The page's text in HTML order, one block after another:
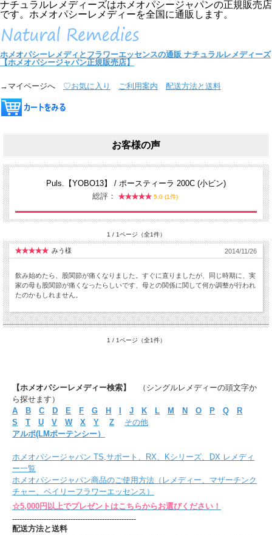
ナチュラルレメディーズはホメオパシージャパンの正規販売店
です。ホメオパシーレメディーを全国に通販します。
ホメオパシーレメディとフラワーエッセンスの通販 ナチュラルレメディーズ
【ホメオパシージャパン正規販売店】
→マイページへ ♡お気に入り ご利用案内 配送方法と送料
お客様の声
Puls.【YOBO13】 / ポースティーラ 200C (小ビン)
総評：
5.0 (1件)
1 / 1ページ（全1件）
みう様 2014/11/26
飲み始めたら、股関節が痛くなりました。すぐに直りましたが、同じ時期に、実
家の母も股関節が痛くなったらしいです、母との関係に関して何か調整が行われ
たのかもしれません。
1 / 1ページ（全1件）
【ホメオパシーレメディー検索】
（シングルレメディーの頭文字か
ら探せます）
A
B C D E F G H J K L M N O P Q
R
S
T U V W X Y Z
その他
アルポ(LMポーテンシー）
ホメオパシージャパン TS,サポート、RX、Kシリーズ、DX レメディ
ー一覧
ホメオパシージャパン商品のご使用方法（レメディー、マザーチンク
チャー、ベイリーフラワーエッセンス）
☆5,000円以上でプレゼントはこちらからお選びください！
---------------------------------------------------
配送方法と送料